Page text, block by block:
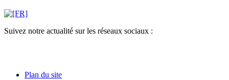
Suivez notre actualité sur les réseaux sociaux :
Plan du site